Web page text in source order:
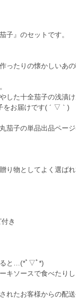
子』のセットです。
ったりの懐かしいあ
した十全茄子の浅漬け
をお届けです( ´ ▽ ` )
茄子の単品出品ペー
り物としてよく選ば
き
ると…(*ﾟ▽ﾟ*)
キソースで食べたりし
れたお客様からの配